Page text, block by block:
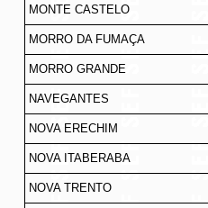
MONTE CASTELO
MORRO DA FUMAÇA
MORRO GRANDE
NAVEGANTES
NOVA ERECHIM
NOVA ITABERABA
NOVA TRENTO